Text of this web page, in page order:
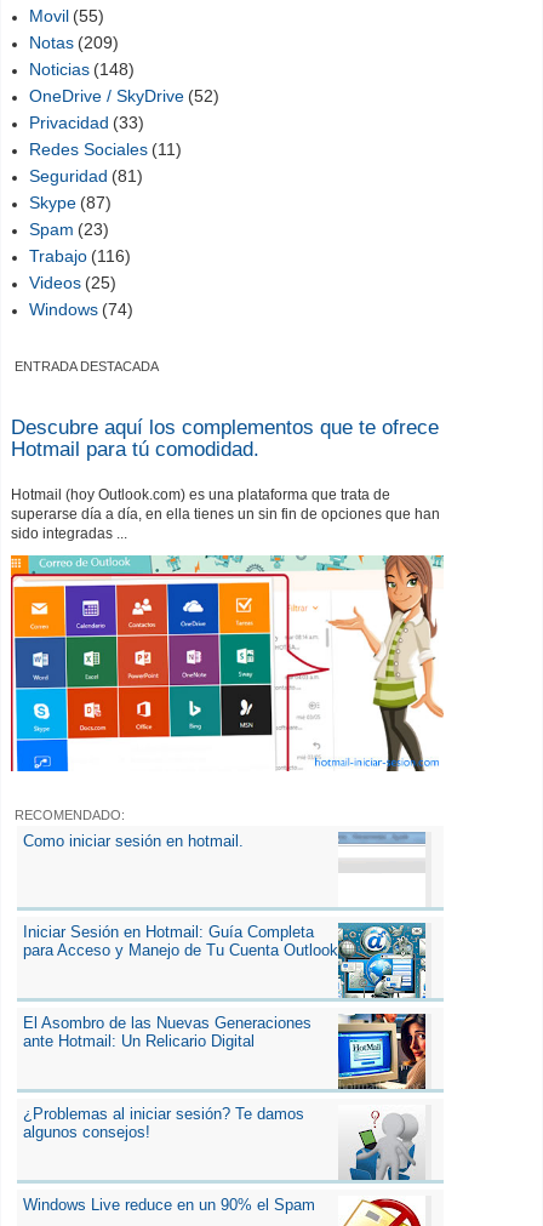
Movil (55)
Notas (209)
Noticias (148)
OneDrive / SkyDrive (52)
Privacidad (33)
Redes Sociales (11)
Seguridad (81)
Skype (87)
Spam (23)
Trabajo (116)
Videos (25)
Windows (74)
ENTRADA DESTACADA
Descubre aquí los complementos que te ofrece
Hotmail para tú comodidad.
Hotmail (hoy Outlook.com) es una plataforma que trata de
superarse día a día, en ella tienes un sin fin de opciones que han
sido integradas ...
RECOMENDADO:
Como iniciar sesión en hotmail.
Iniciar Sesión en Hotmail: Guía Completa
para Acceso y Manejo de Tu Cuenta Outlook
El Asombro de las Nuevas Generaciones
ante Hotmail: Un Relicario Digital
¿Problemas al iniciar sesión? Te damos
algunos consejos!
Windows Live reduce en un 90% el Spam